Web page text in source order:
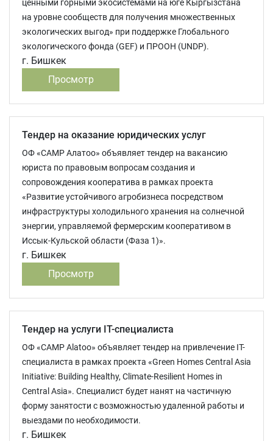
ценными горными экосистемами на юге Кыргызстана
на уровне сообществ для получения множественных
экологических выгод» при поддержке Глобального
экологического фонда (GEF) и ПРООН (UNDP).
г. Бишкек
Просмотр
Тендер на оказание юридических услуг
ОФ «САМР Алатоо» объявляет тендер на вакансию
юриста по правовым вопросам создания и
сопровождения кооператива в рамках проекта
«Развитие устойчивого агробизнеса посредством
инфраструктуры холодильного хранения на солнечной
энергии, управляемой фермерским кооперативом в
Иссык-Кульской области (Фаза 1)».
г. Бишкек
Просмотр
Тендер на услуги IT-специалиста
ОФ «CAMP Alatoo» объявляет тендер на привлечение IT-
специалиста в рамках проекта «Green Homes Central Asia
Initiative: Building Healthy, Climate-Resilient Homes in
Central Asia». Специалист будет нанят на частичную
форму занятости с возможностью удаленной работы и
выездами по необходимости.
г. Бишкек